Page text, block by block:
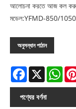
আলোচনা করতে আজ কল
মডেল:YFMD-850/
অনুসন্ধান পাঠান
Facebook
X
পণ্যের বর্ণনা